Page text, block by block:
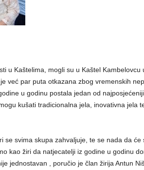
u Kaštelima, mogli su u Kaštel Kambelovcu
već par puta otkazana zbog vremenskih
u godinu postala jedan od
kušati tradicionalna jela, inovativna jela
se svima skupa zahvaljuje, te se nada da će
kao žiri da natjecatelji iz godine u godinu
jednostavan , poručio je član žirija Antun